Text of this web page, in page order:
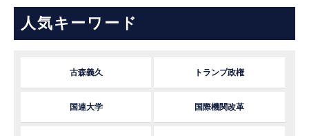
人気キーワード
古森義久 トランプ政権
国連大学 国際機関改革